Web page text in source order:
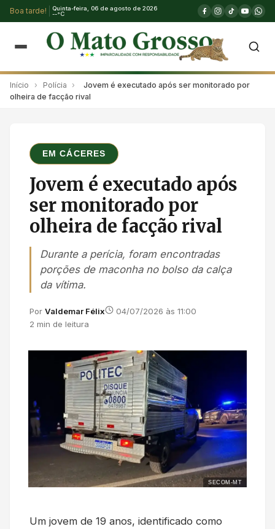
Boa tarde!
Quinta-feira, 06 de agosto de 2026
--°C
Início › Polícia ›
Jovem é executado após ser monitorado por
olheira de facção rival
EM CÁCERES
Jovem é executado após
ser monitorado por
olheira de facção rival
Durante a perícia, foram encontradas
porções de maconha no bolso da calça
da vítima.
Por Valdemar Félix
04/07/2026 às 11:00
2 min de leitura
SECOM-MT
Um jovem de 19 anos, identificado como